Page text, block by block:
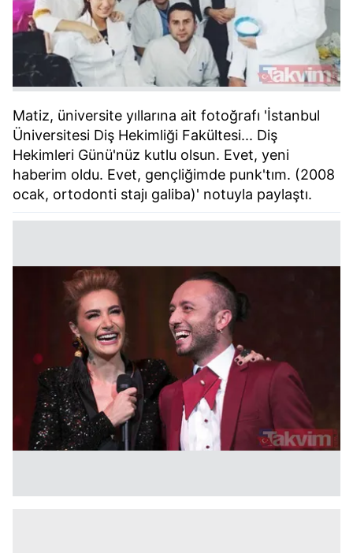
Matiz, üniversite yıllarına ait fotoğrafı 'İstanbul
Üniversitesi Diş Hekimliği Fakültesi... Diş
Hekimleri Günü'nüz kutlu olsun. Evet, yeni
haberim oldu. Evet, gençliğimde punk'tım. (2008
ocak, ortodonti stajı galiba)' notuyla paylaştı.